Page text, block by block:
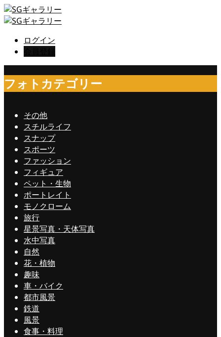
ログイン
フォトカテゴリー
その他
スチルライフ
スナップ
スポーツ
ファッション
フィギュア
ペット・生物
ポートレイト
モノクローム
旅行
星景写真・天体写真
水中写真
自然
花・植物
趣味
車・バイク
都市風景
鉄道
風景
食事・料理